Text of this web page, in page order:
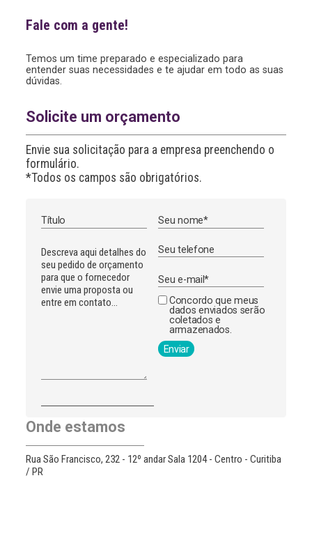
Fale com a gente!
Temos um time preparado e especializado para
entender suas necessidades e te ajudar em todo as suas
dúvidas.
Solicite um orçamento
Envie sua solicitação para a empresa preenchendo o
formulário.
*Todos os campos são obrigatórios.
Concordo que meus
dados enviados serão
coletados e
armazenados.
A
l
t
e
r
n
Onde estamos
Rua São Francisco, 232 - 12º andar Sala 1204 - Centro - Curitiba
/ PR